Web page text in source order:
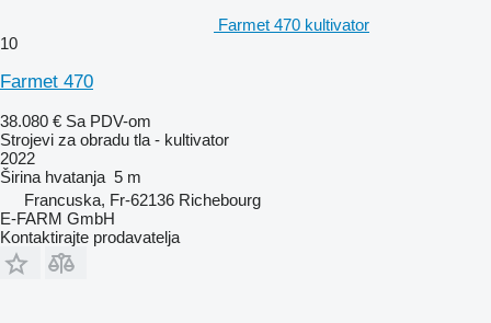
Farmet 470 kultivator
10
Farmet 470
38.080 € Sa PDV-om
Strojevi za obradu tla - kultivator
2022
Širina hvatanja 5 m
Francuska, Fr-62136 Richebourg
E-FARM GmbH
Kontaktirajte prodavatelja